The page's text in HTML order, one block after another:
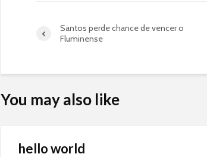
Santos perde chance de vencer o
Fluminense
You may also like
hello world